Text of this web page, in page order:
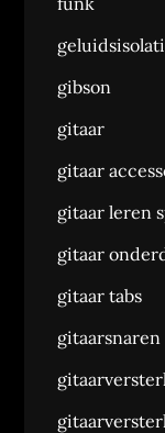
gibson
gitaar
gitaar
gitaar leren
gitaar
gitaar tabs
gitaarsnaren